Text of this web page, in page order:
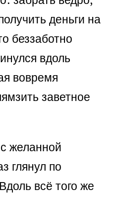
деньги на
беззаботно
вдоль
вовремя
заветное
желанной
глянул по
всё того же